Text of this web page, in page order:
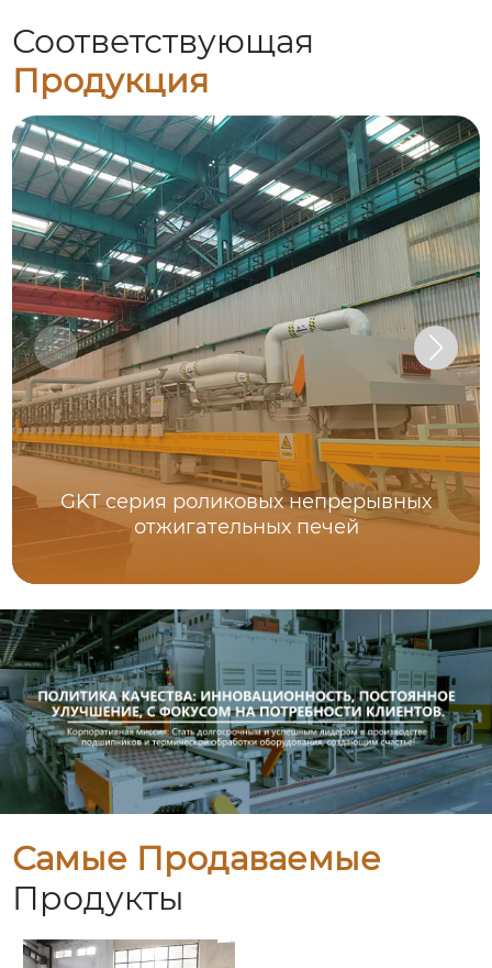
Соответствующая
Продукция
GKT серия роликовых непрерывных
отжигательных печей
Самые Продаваемые
Продукты